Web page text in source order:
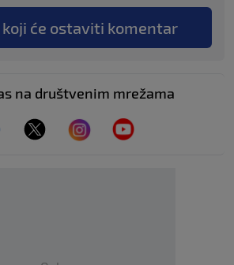
će ostaviti komentar
na društvenim mrežama